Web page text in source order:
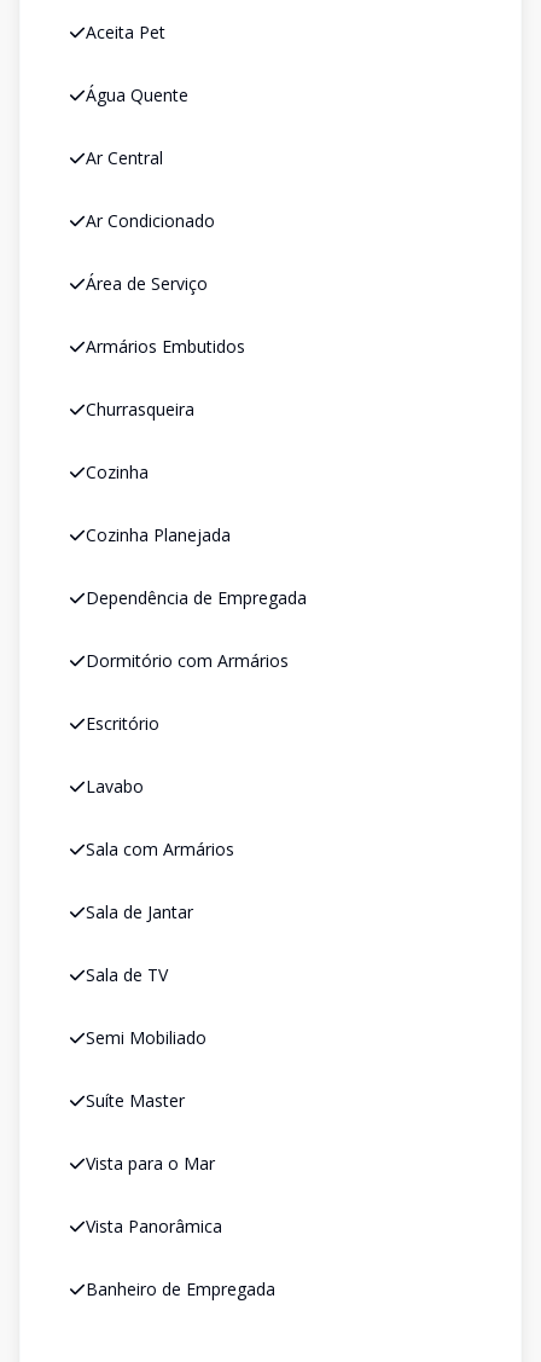
Aceita Pet
Água Quente
Ar Central
Ar Condicionado
Área de Serviço
Armários Embutidos
Churrasqueira
Cozinha
Cozinha Planejada
Dependência de Empregada
Dormitório com Armários
Escritório
Lavabo
Sala com Armários
Sala de Jantar
Sala de TV
Semi Mobiliado
Suíte Master
Vista para o Mar
Vista Panorâmica
Banheiro de Empregada